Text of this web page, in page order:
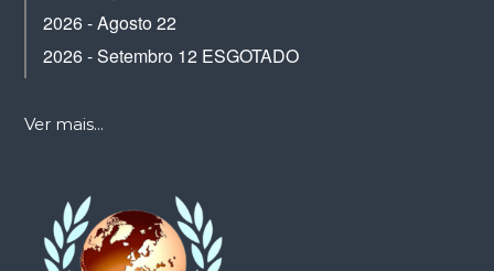
2026 - Agosto 22
2026 - Setembro 12 ESGOTADO
Ver mais...